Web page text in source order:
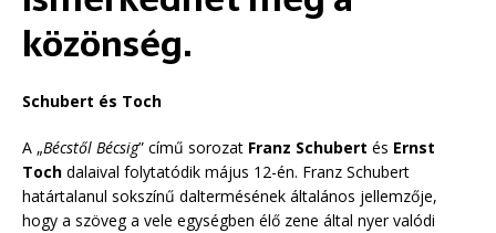
közönség.
Schubert és Toch
A „Bécstől Bécsig” című sorozat Franz Schubert és Ernst
Toch dalaival folytatódik május 12-én. Franz Schubert
határtalanul sokszínű daltermésének általános jellemzője,
hogy a szöveg a vele egységben élő zene által nyer valódi